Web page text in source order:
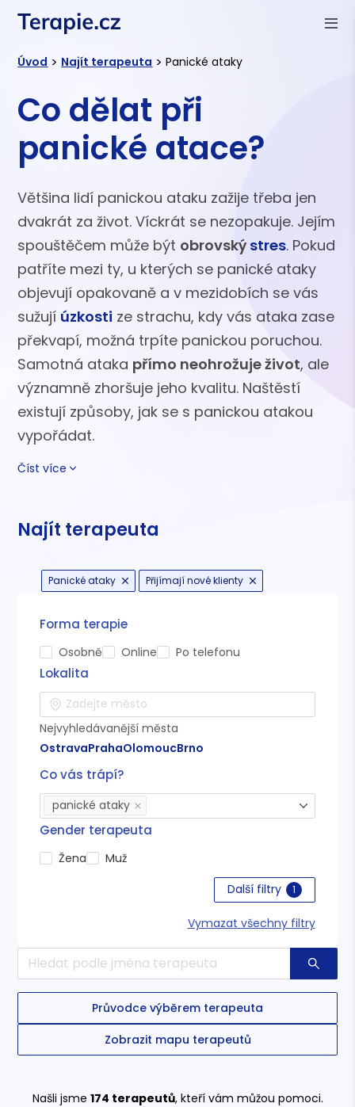
Úvod > Najít terapeuta > Panické ataky
Co dělat při
panické atace?
Většina lidí panickou ataku zažije třeba jen
dvakrát za život. Víckrát se nezopakuje. Jejím
spouštěčem může být obrovskýstres. Pokud
patříte mezi ty, u kterých se panické ataky
objevují opakovaně a v mezidobích se vás
sužují úzkosti ze strachu, kdy vás ataka zase
překvapí, možná trpíte panickou poruchou.
Samotná ataka přímo neohrožuje život, ale
významně zhoršuje jeho kvalitu. Naštěstí
existují způsoby, jak se s panickou atakou
vypořádat.
Číst více
Najít terapeuta
Průvodce výběrem terapeuta
Zobrazit mapu terapeutů
Forma terapie
Osobně Online Po telefonu
Lokalita
Nejvyhledávanější města
OstravaPrahaOlomoucBrno
Co vás trápí?
panické ataky
Gender terapeuta
Žena
Muž
Další filtry
1
Vymazat všechny filtry
Panické ataky Přijímají nové klienty
Našli jsme 174 terapeutů, kteří vám můžou pomoci.